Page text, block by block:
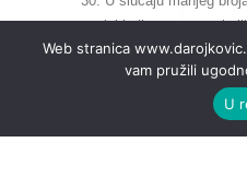
povisiti cijenu putovanja
putovanje.
Web stranica
vam pružili
U